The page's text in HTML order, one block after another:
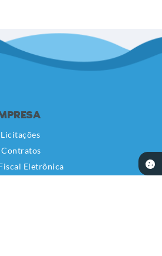
Licitações
Contratos
Eletrônica